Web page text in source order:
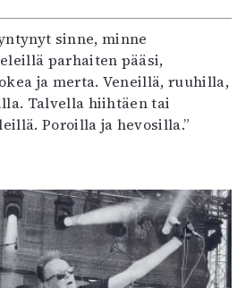
sinne, minne
parhaiten pääsi,
ja merta. Veneillä, ruuhilla,
Talvella hiihtäen tai
Poroilla ja hevosilla.”